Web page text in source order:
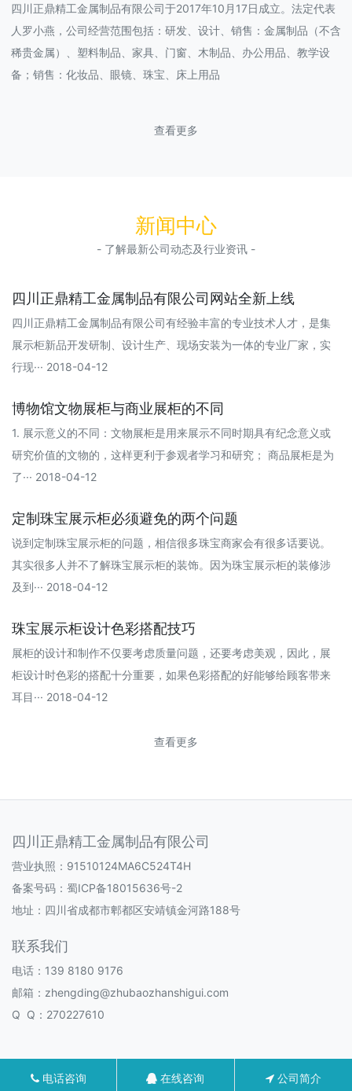
四川正鼎精工金属制品有限公司于2017年10月17日成立。法定代表
人罗小燕，公司经营范围包括：研发、设计、销售：金属制品（不含
稀贵金属）、塑料制品、家具、门窗、木制品、办公用品、教学设
备；销售：化妆品、眼镜、珠宝、床上用品
查看更多
新闻中心
- 了解最新公司动态及行业资讯 -
四川正鼎精工金属制品有限公司网站全新上线
四川正鼎精工金属制品有限公司有经验丰富的专业技术人才，是集
展示柜新品开发研制、设计生产、现场安装为一体的专业厂家，实
行现··· 2018-04-12
博物馆文物展柜与商业展柜的不同
1. 展示意义的不同：文物展柜是用来展示不同时期具有纪念意义或
研究价值的文物的，这样更利于参观者学习和研究； 商品展柜是为
了··· 2018-04-12
定制珠宝展示柜必须避免的两个问题
说到定制珠宝展示柜的问题，相信很多珠宝商家会有很多话要说。
其实很多人并不了解珠宝展示柜的装饰。因为珠宝展示柜的装修涉
及到··· 2018-04-12
珠宝展示柜设计色彩搭配技巧
展柜的设计和制作不仅要考虑质量问题，还要考虑美观，因此，展
柜设计时色彩的搭配十分重要，如果色彩搭配的好能够给顾客带来
耳目··· 2018-04-12
查看更多
四川正鼎精工金属制品有限公司
营业执照：91510124MA6C524T4H
备案号码： 蜀ICP备18015636号-2
地址：四川省成都市郫都区安靖镇金河路188号
联系我们
电话：139 8180 9176
邮箱：zhengding@zhubaozhanshigui.com
Q Q：270227610
电话咨询 在线咨询 公司简介